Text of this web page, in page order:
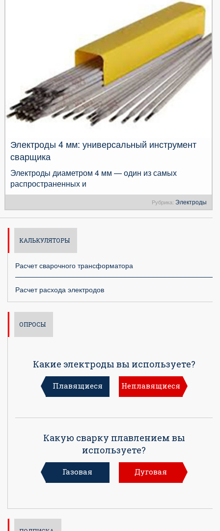
Электроды 4 мм: универсальный инструмент
сварщика
Электроды диаметром 4 мм — один из самых
распространенных и
Рубрика: Электроды
КАЛЬКУЛЯТОРЫ
Расчет сварочного трансформатора
Расчет расхода электродов
ОПРОСЫ
Какие электроды вы используете?
Плавящиеся Неплавящиеся
Какую сварку плавлением вы
используете?
Газовая Дуговая